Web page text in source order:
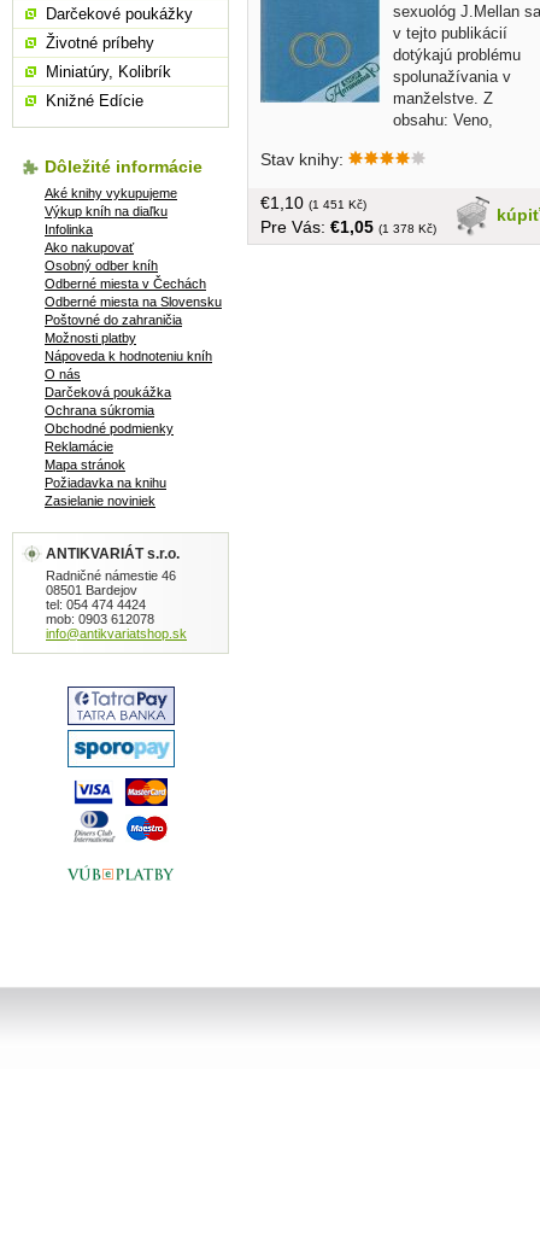
sexuológ J.Mellan sa
v tejto publikácií
dotýkajú problému
spolunažívania v
manželstve. Z
obsahu: Veno,
reálne možnosti, Prispôsobovanie sa,
súžitie, Oddelené alebo spoločné
spálne?, atd....v češtine, bez obalu,
tvrdá väzba, 176 strán
Stav knihy:
kúpiť
€1,10 (1 451 Kč)
Pre Vás: €1,05 (1 378 Kč)
Darčekové poukážky
Životné príbehy
Miniatúry, Kolibrík
Knižné Edície
Dôležité informácie
Aké knihy vykupujeme
Výkup kníh na diaľku
Infolinka
Ako nakupovať
Osobný odber kníh
Odberné miesta v Čechách
Odberné miesta na Slovensku
Poštovné do zahraničia
Možnosti platby
Nápoveda k hodnoteniu kníh
O nás
Darčeková poukážka
Ochrana súkromia
Obchodné podmienky
Reklamácie
Mapa stránok
Požiadavka na knihu
Zasielanie noviniek
ANTIKVARIÁT s.r.o.
Radničné námestie 46
08501 Bardejov
tel: 054 474 4424
mob: 0903 612078
info@antikvariatshop.sk